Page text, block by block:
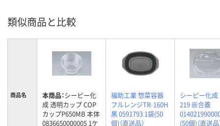
類似商品と比較
商品名 本商品：シーピー化
成 透明カップ COP
カップP650MB 本体
0836650000005 1ケ
福助工業 惣菜容器
フルレンジTR-160H
黒 0591793 1袋(50
個)（直送品）
シーピー化成
219 嵌合蓋
(50個)（直送品